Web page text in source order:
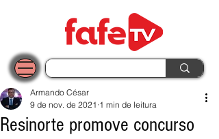
Resinorte promove concurso
Armando César
9 de nov. de 2021 1 min de leitura